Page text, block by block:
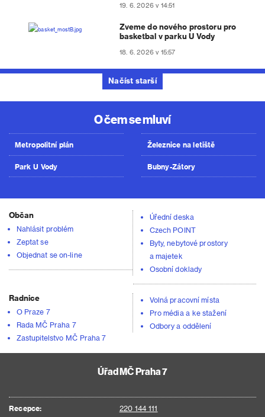
19. 6. 2026 v 14:51
Zveme do nového prostoru pro
basketbal v parku U Vody
18. 6. 2026 v 15:57
Načíst starší
O čem se mluví
Metropolitní plán
Park U Vody
Železnice na letiště
Bubny-Zátory
Občan
Nahlásit problém
Zeptat se
Objednat se on-line
Úřední deska
Czech POINT
Byty, nebytové prostory
a majetek
Osobní doklady
Radnice
O Praze 7
Rada MČ Praha 7
Zastupitelstvo MČ Praha 7
Volná pracovní místa
Pro média a ke stažení
Odbory a oddělení
Úřad MČ Praha 7
Recepce:
220 144 111